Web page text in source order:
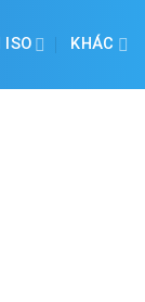
ISO KHÁC